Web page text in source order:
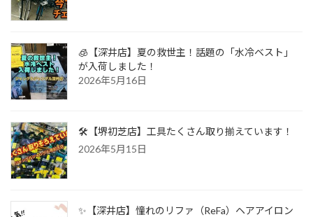
🧊【深井店】夏の救世主！話題の「水冷ベスト」
が入荷しました！
2026年5月16日
🛠️【堺初芝店】工具たくさん取り揃えています！
2026年5月15日
✨【深井店】憧れのリファ（ReFa）ヘアアイロン